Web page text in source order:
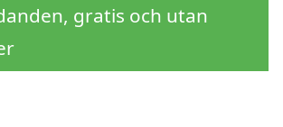
gratis och utan